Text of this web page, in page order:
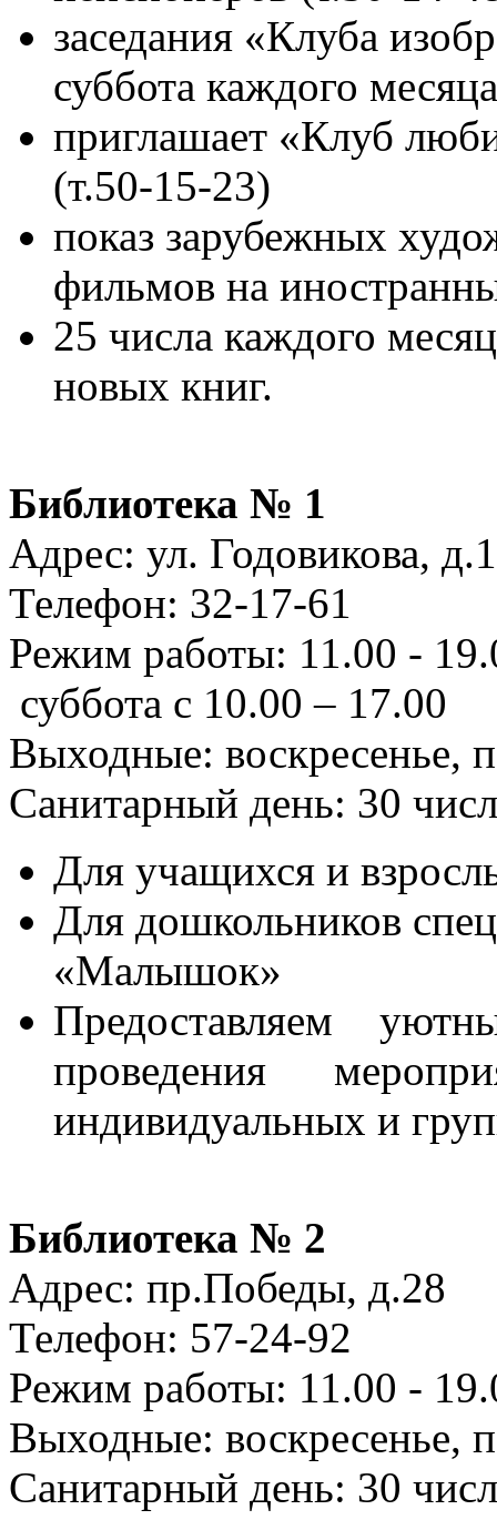
заседания «Клуба
суббота каждого
приглашает «Клуб
(т.50-15-23)
показ зарубежных
фильмов на
25 числа каждого
новых книг.
Библиотека № 1
Адрес: ул. Годовикова,
Телефон: 32-17-61
Режим работы: 11.00 -
суббота с 10.00 – 17.00
Выходные: воскресенье,
Санитарный день: 30
Для учащихся и
Для дошкольников
«Малышок»
Предоставляем
проведения
индивидуальных и
Библиотека № 2
Адрес: пр.Победы, д.28
Телефон: 57-24-92
Режим работы: 11.00 -
Выходные: воскресенье,
Санитарный день: 30